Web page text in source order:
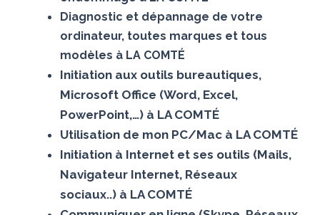
Diagnostic et dépannage de votre
ordinateur, toutes marques et tous
modèles à LA COMTÉ
Initiation aux outils bureautiques,
Microsoft Office (Word, Excel,
PowerPoint,…) à LA COMTÉ
Utilisation de mon PC/Mac à LA COMTÉ
Initiation à Internet et ses outils (Mails,
Navigateur Internet, Réseaux
sociaux..) à LA COMTÉ